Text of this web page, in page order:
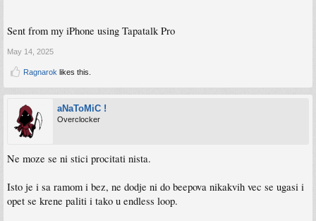
Sent from my iPhone using Tapatalk Pro
May 14, 2025
Ragnarok likes this.
aNaToMiC !
Overclocker
Ne moze se ni stici procitati nista.
Isto je i sa ramom i bez, ne dodje ni do beepova nikakvih vec se ugasi i
opet se krene paliti i tako u endless loop.